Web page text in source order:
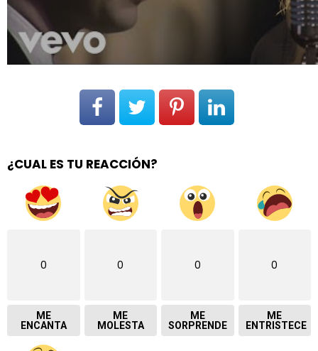
¿CUAL ES TU REACCIÓN?
0
ME
ENCANTA
0
ME
MOLESTA
0
ME
SORPRENDE
0
ME
ENTRISTECE